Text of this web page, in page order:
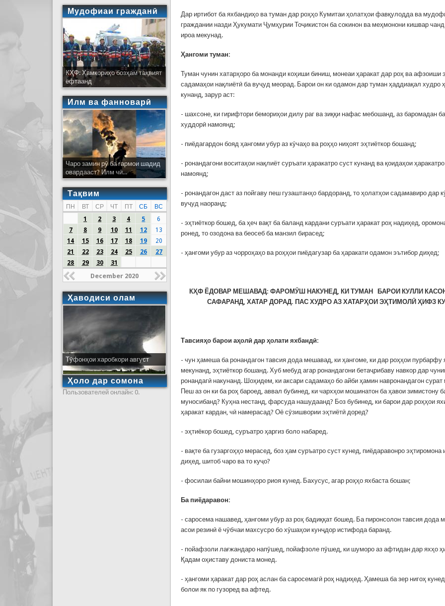
Дар иртибот ба яхбандиҳо ва туман дар роҳҳо Кумитаи ҳолатҳои фавқулодда ва
граждании назди Ҳукумати Ҷумҳурии Тоҷикистон ба сокинон ва меҳмонони кишвар
ироа мекунад.
Ҳангоми туман:
Туман чунин хатарҳоро ба монанди коҳиши биниш, монеаи ҳаракат дар роҳ ва афзоиши
садамаҳои нақлиётӣ ба вуҷуд меорад. Барои он ки одамон дар туман ҳаддиақал худро
кунанд, зарур аст:
- шахсоне, ки гирифтори бемориҳои дилу раг ва зиққи нафас мебошанд, аз баромадан
худдорӣ намоянд;
- пиёдагардон бояд ҳангоми убур аз кӯчаҳо ва роҳҳо ниҳоят эҳтиёткор бошанд;
- ронандагони воситаҳои нақлиёт суръати ҳаракатро суст кунанд ва қоидаҳои
намоянд;
- ронандагон даст аз пойгаву пеш гузаштанҳо бардоранд, то ҳолатҳои садамавиро дар
вуҷуд наоранд;
- эҳтиёткор бошед, ба ҳеч вақт ба баланд кардани суръати ҳаракат роҳ надиҳед,
ронед, то озодона ва беосеб ба манзил бирасед;
- ҳангоми убур аз чорроҳаҳо ва роҳҳои пиёдагузар ба ҳаракати одамон эътибор диҳед;
КҲФ ЁДОВАР МЕШАВАД: ФАРОМӮШ НАКУНЕД, КИ ТУМАН БАРОИ КУЛЛИ
САФАРАНД, ХАТАР ДОРАД. ПАС ХУДРО АЗ ХАТАРҲОИ ЭҲТИМОЛӢ ҲИФЗ
Тавсияҳо барои аҳолӣ дар ҳолати яхбандӣ:
- чун ҳамеша ба ронандагон тавсия дода мешавад, ки ҳангоме, ки дар роҳҳои пурбарфу
мекунанд, эҳтиёткор бошанд. Хуб мебуд агар ронандагони бетаҷрибаву навкор дар
ронандагӣ накунанд. Шоҳидем, ки аксари садамаҳо бо айби ҳамин навронандагон сурат
Пеш аз он ки ба роҳ бароед, аввал бубинед, ки чархҳои мошинатон ба ҳавои зимистону
муносибанд? Куҳна нестанд, фарсуда нашудаанд? Боз бубинед, ки барои дар роҳҳои
ҳаракат кардан, чӣ намерасад? Оё сӯзишвории эҳтиётӣ доред?
- эҳтиёкор бошед, суръатро ҳаргиз боло набаред.
- вақте ба гузаргоҳҳо мерасед, боз ҳам суръатро суст кунед, пиёдаравонро эҳтиромона
диҳед, шитоб чаро ва то куҷо?
- фосилаи байни мошинҳоро риоя кунед. Бахусус, агар роҳҳо яхбаста бошан;
Ба пиёдаравон:
- саросема нашавед, ҳангоми убур аз роҳ бадиққат бошед. Ба пиронсолон тавсия дода
асои резинӣ ё чӯбчаи махсусро бо хӯшаҳои кунҷдор истифода баранд.
- пойафзоли лағжандаро напӯшед, пойафзоле пӯшед, ки шуморо аз афтидан дар яхҳо
Қадам оҳиставу дониста монед.
- ҳангоми ҳаракат дар роҳ аслан ба саросемагӣ роҳ надиҳед. Ҳамеша ба зер нигоҳ
болои як по гузоред ва афтед.
Мудофиаи гражданӣ
КҲФ: Ҳамкориҳо бозҳам тақвият
ёфтаанд
Илм ва фанноварӣ
Чаро замин рӯ ба гармои шадид
овардааст? Илм чӣ...
Тақвим
ПН ВТ СР ЧТ ПТ СБ
ВС
1
2 3 4 5
6
7
8 9 10 11 12
13
14
15 16 17 18 19
20
21
22 23 24 25 26
27
28
29 30 31
December 2020
Ҳаводиси олам
Тӯфонҳои харобкори август
Ҳоло дар сомона
Пользователей онлайн: 0.